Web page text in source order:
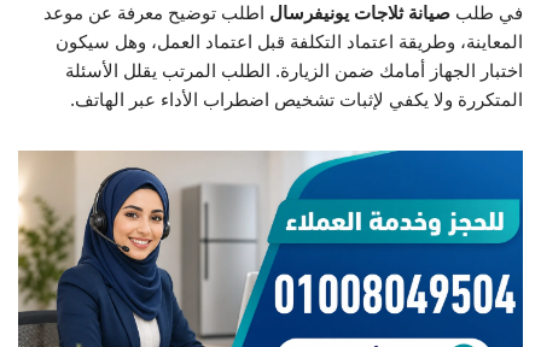
في طلب صيانة ثلاجات يونيفرسال اطلب توضيح معرفة عن موعد
المعاينة، وطريقة اعتماد التكلفة قبل اعتماد العمل، وهل سيكون
اختبار الجهاز أمامك ضمن الزيارة. الطلب المرتب يقلل الأسئلة
المتكررة ولا يكفي لإثبات تشخيص اضطراب الأداء عبر الهاتف.